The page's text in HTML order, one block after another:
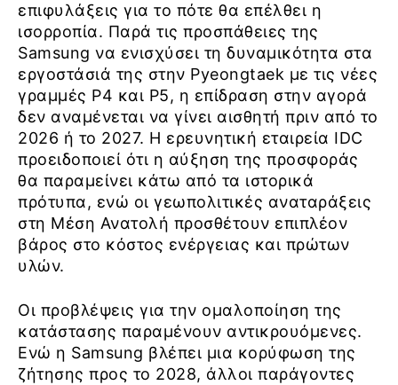
επιφυλάξεις για το πότε θα επέλθει η
ισορροπία. Παρά τις προσπάθειες της
Samsung να ενισχύσει τη δυναμικότητα στα
εργοστάσιά της στην Pyeongtaek με τις νέες
γραμμές P4 και P5, η επίδραση στην αγορά
δεν αναμένεται να γίνει αισθητή πριν από το
2026 ή το 2027. Η ερευνητική εταιρεία IDC
προειδοποιεί ότι η αύξηση της προσφοράς
θα παραμείνει κάτω από τα ιστορικά
πρότυπα, ενώ οι γεωπολιτικές αναταράξεις
στη Μέση Ανατολή προσθέτουν επιπλέον
βάρος στο κόστος ενέργειας και πρώτων
υλών.
Οι προβλέψεις για την ομαλοποίηση της
κατάστασης παραμένουν αντικρουόμενες.
Ενώ η Samsung βλέπει μια κορύφωση της
ζήτησης προς το 2028, άλλοι παράγοντες